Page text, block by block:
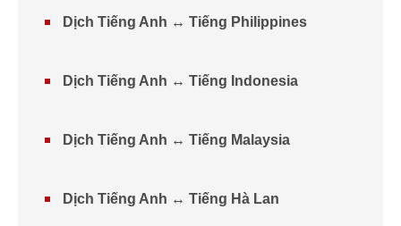
Dịch Tiếng Anh ↔ Tiếng Philippines
Dịch Tiếng Anh ↔ Tiếng Indonesia
Dịch Tiếng Anh ↔ Tiếng Malaysia
Dịch Tiếng Anh ↔ Tiếng Hà Lan